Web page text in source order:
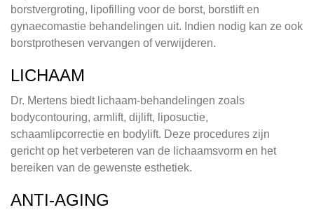
borstvergroting, lipofilling voor de borst, borstlift en
gynaecomastie behandelingen uit. Indien nodig kan ze ook
borstprothesen vervangen of verwijderen.
LICHAAM
Dr. Mertens biedt lichaam-behandelingen zoals
bodycontouring, armlift, dijlift, liposuctie,
schaamlipcorrectie en bodylift. Deze procedures zijn
gericht op het verbeteren van de lichaamsvorm en het
bereiken van de gewenste esthetiek.
ANTI-AGING